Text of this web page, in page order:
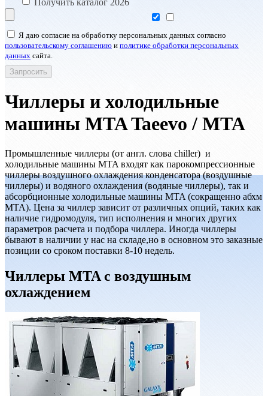
Получить каталог 2026
Я даю согласие на обработку персональных данных согласно
пользовательскому соглашению и политике обработки персональных
данных сайта.
Чиллеры и холодильные
машины MTA Taeevo / МТА
Промышленные чиллеры (от англ. слова chiller) и
холодильные машины MTA входят как парокомпрессионные
чиллеры воздушного охлаждения конденсатора (воздушные
чиллеры) и водяного охлаждения (водяные чиллеры), так и
абсорбционные холодильные машины MTA (сокращенно абхм
MTA). Цена за чиллер зависит от различных опций, таких как
наличие гидромодуля, тип исполнения и многих других
параметров расчета и подбора чиллера. Иногда чиллеры
бывают в наличии у нас на складе,но в основном это заказные
позиции со сроком поставки 8-10 недель.
Чиллеры MTA с воздушным
охлаждением